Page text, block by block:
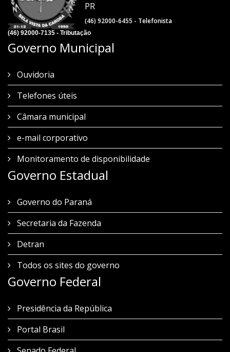
PR
(46) 92000-6455 - Telefonista
(46) 92000-7135 - Tributação
Governo Municipal
Ouvidoria
Telefones úteis
Câmara municipal
e-mail corporativo
Monitoramento de disponibilidade
Governo Estadual
Governo do Paraná
Secretaria da Fazenda
Detran
Todos os sites do governo
Governo Federal
Presidência da República
Portal Brasil